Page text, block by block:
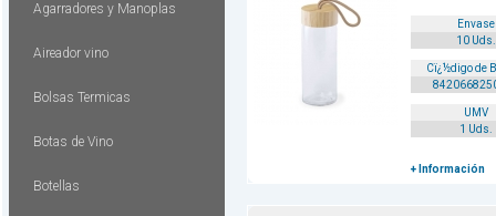
Agarradores y Manoplas
Aireador vino
Bolsas Termicas
Botas de Vino
Botellas
Envase
10 Uds.
Cï¿½digo de
UMV
1 Uds.
+ Información